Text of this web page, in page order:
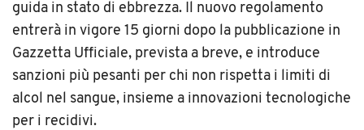
guida in stato di ebbrezza. Il nuovo regolamento
entrerà in vigore 15 giorni dopo la pubblicazione in
Gazzetta Ufficiale, prevista a breve, e introduce
sanzioni più pesanti per chi non rispetta i limiti di
alcol nel sangue, insieme a innovazioni tecnologiche
per i recidivi.